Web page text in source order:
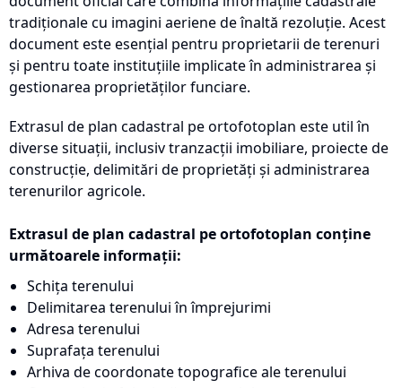
tradiționale cu imagini aeriene de înaltă rezoluție. Acest
document este esențial pentru proprietarii de terenuri
și pentru toate instituțiile implicate în administrarea și
gestionarea proprietăților funciare.
Extrasul de plan cadastral pe ortofotoplan este util în
diverse situații, inclusiv tranzacții imobiliare, proiecte de
construcție, delimitări de proprietăți și administrarea
terenurilor agricole.
Extrasul de plan cadastral pe ortofotoplan conține
următoarele informații:
Schița terenului
Delimitarea terenului în împrejurimi
Adresa terenului
Suprafața terenului
Arhiva de coordonate topografice ale terenului